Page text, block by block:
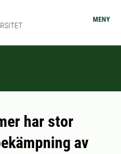
MENY
har stor
av